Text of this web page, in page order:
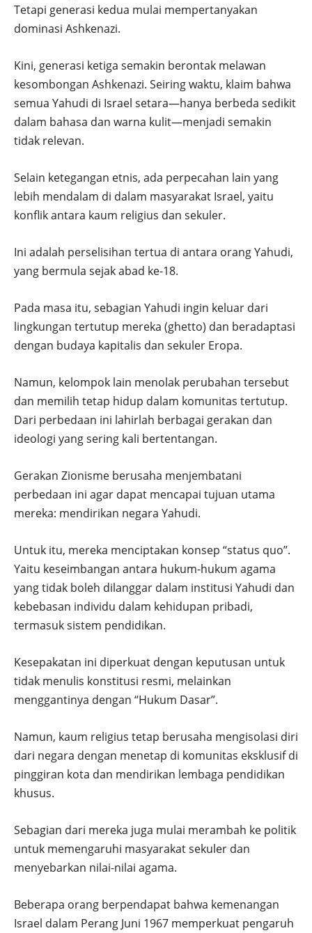
Tetapi generasi kedua mulai mempertanyakan
dominasi Ashkenazi.
Kini, generasi ketiga semakin berontak melawan
kesombongan Ashkenazi. Seiring waktu, klaim bahwa
semua Yahudi di Israel setara—hanya berbeda sedikit
dalam bahasa dan warna kulit—menjadi semakin
tidak relevan.
Selain ketegangan etnis, ada perpecahan lain yang
lebih mendalam di dalam masyarakat Israel, yaitu
konflik antara kaum religius dan sekuler.
Ini adalah perselisihan tertua di antara orang Yahudi,
yang bermula sejak abad ke-18.
Pada masa itu, sebagian Yahudi ingin keluar dari
lingkungan tertutup mereka (ghetto) dan beradaptasi
dengan budaya kapitalis dan sekuler Eropa.
Namun, kelompok lain menolak perubahan tersebut
dan memilih tetap hidup dalam komunitas tertutup.
Dari perbedaan ini lahirlah berbagai gerakan dan
ideologi yang sering kali bertentangan.
Gerakan Zionisme berusaha menjembatani
perbedaan ini agar dapat mencapai tujuan utama
mereka: mendirikan negara Yahudi.
Untuk itu, mereka menciptakan konsep “status quo”.
Yaitu keseimbangan antara hukum-hukum agama
yang tidak boleh dilanggar dalam institusi Yahudi dan
kebebasan individu dalam kehidupan pribadi,
termasuk sistem pendidikan.
Kesepakatan ini diperkuat dengan keputusan untuk
tidak menulis konstitusi resmi, melainkan
menggantinya dengan “Hukum Dasar”.
Namun, kaum religius tetap berusaha mengisolasi diri
dari negara dengan menetap di komunitas eksklusif di
pinggiran kota dan mendirikan lembaga pendidikan
khusus.
Sebagian dari mereka juga mulai merambah ke politik
untuk memengaruhi masyarakat sekuler dan
menyebarkan nilai-nilai agama.
Beberapa orang berpendapat bahwa kemenangan
Israel dalam Perang Juni 1967 memperkuat pengaruh